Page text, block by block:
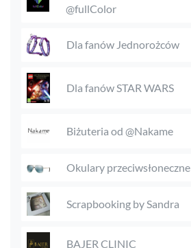
@fullColor
Dla fanów Jednorożców
Dla fanów STAR WARS
Biżuteria od @Nakame
Okulary przeciwsłoneczne
Scrapbooking by Sandra
BAJER CLINIC